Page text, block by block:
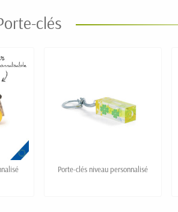
clés
Porte-clés niveau personnalisé